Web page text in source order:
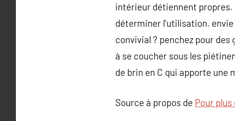
intérieur détiennent
déterminer l’utilisation.
convivial ? penchez pour
à se coucher sous les
de brin en C qui apporte une
Source à propos de Pour plus